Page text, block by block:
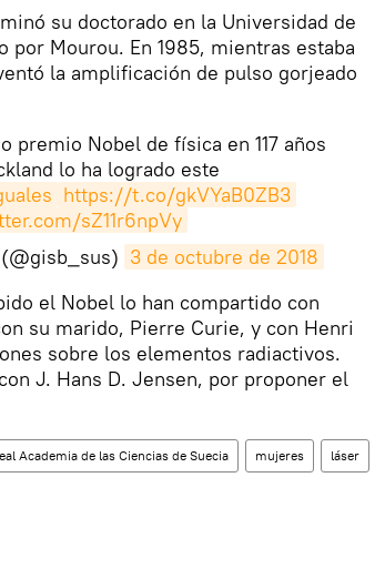
su doctorado en la Universidad de
por Mourou. En 1985, mientras estaba
la amplificación de pulso gorjeado
premio Nobel de física en 117 años
lo ha logrado este
https://t.co/gkVYaB0ZB3
sZ11r6npVy
3 de octubre de 2018
el Nobel lo han compartido con
su marido, Pierre Curie, y con Henri
sobre los elementos radiactivos.
J. Hans D. Jensen, por proponer el
Academia de las Ciencias de Suecia mujeres láser